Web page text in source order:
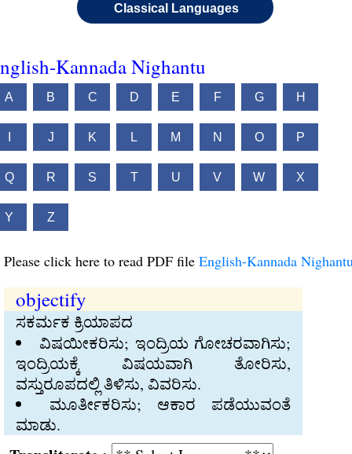
Classical Languages
Kannada Nighantu
A B C D E F G H
J K L M N O P
Q R S T U V W X
Y Z
Please click here to read PDF file English-Kannada
objectify
ಸಕರ್ಮಕ ಕ್ರಿಯಾಪದ
ವಿಷಯೀಕರಿಸು; ಇಂದ್ರಿಯ ಗೋಚರವಾಗಿಸು;
ಇಂದ್ರಿಯಕ್ಕೆ ವಿಷಯವಾಗಿ ತೋರಿಸು,
ವಸ್ತುರೂಪದಲ್ಲಿ ತಿಳಿಸು, ವಿವರಿಸು.
ಮೂರ್ತೀಕರಿಸು; ಆಕಾರ ಪಡೆಯುವಂತೆ
ಮಾಡು.